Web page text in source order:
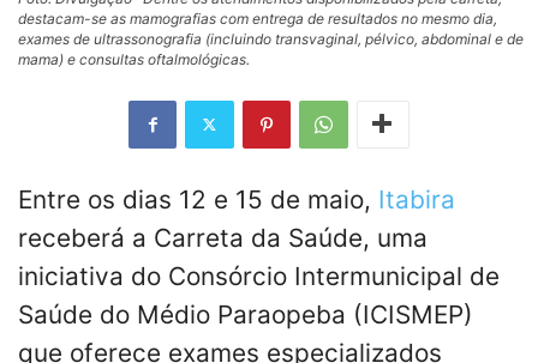
destacam-se as mamografias com entrega de resultados no mesmo dia,
exames de ultrassonografia (incluindo transvaginal, pélvico, abdominal e de
mama) e consultas oftalmológicas.
Entre os dias 12 e 15 de maio, Itabira
receberá a Carreta da Saúde, uma
iniciativa do Consórcio Intermunicipal de
Saúde do Médio Paraopeba (ICISMEP)
que oferece exames especializados